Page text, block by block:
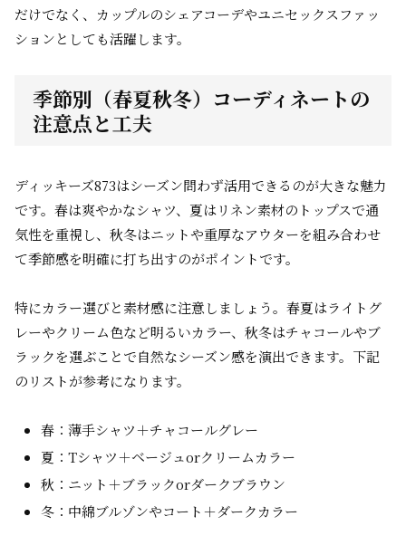
だけでなく、カップルのシェアコーデやユニセックスファッ
ションとしても活躍します。
季節別（春夏秋冬）コーディネートの
注意点と工夫
ディッキーズ873はシーズン問わず活用できるのが大きな魅力
です。春は爽やかなシャツ、夏はリネン素材のトップスで通
気性を重視し、秋冬はニットや重厚なアウターを組み合わせ
て季節感を明確に打ち出すのがポイントです。
特にカラー選びと素材感に注意しましょう。春夏はライトグ
レーやクリーム色など明るいカラー、秋冬はチャコールやブ
ラックを選ぶことで自然なシーズン感を演出できます。下記
のリストが参考になります。
春：薄手シャツ＋チャコールグレー
夏：Tシャツ＋ベージュorクリームカラー
秋：ニット＋ブラックorダークブラウン
冬：中綿ブルゾンやコート＋ダークカラー